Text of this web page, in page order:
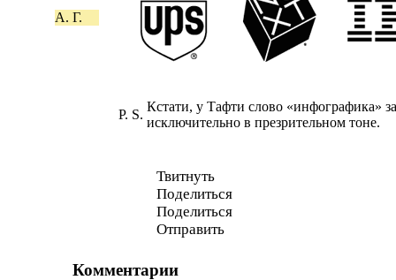
А. Г.
P. S.
Кстати, у Тафти слово «инфографика»
исключительно в презрительном тоне.
Твитнуть
Поделиться
Поделиться
Отправить
Комментарии